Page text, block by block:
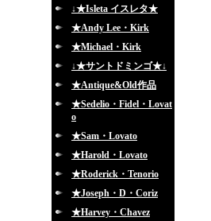
↓★Isleta イスレタ★
★Andy Lee・Kirk
★Michael・Kirk
↓★サントドミンゴ★↓
★Antique&Old作品
★Sedelio・Fidel・Lovat
o
★Sam・Lovato
★Harold・Lovato
★Roderick・Tenorio
★Joseph・D・Coriz
★Harvey・Chavez